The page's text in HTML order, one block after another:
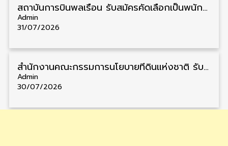
สถาบันการบินพลเรือน รับสมัครคัดเลือกเป็นพนักงาน วุฒิ ป.ตรี/ป.โท/ป.เอก 11 อัตรา รับสมัคร 27 กรกฎาคม – 10 สิงหาคม
Admin
31/07/2026
สำนักงานคณะกรรมการนโยบายที่ดินแห่งชาติ รับสมัครคัดเลือกพนักงานราชการ วุฒิ ป.ตรี 6 อัตรา รับสมัคร 13 กรกฎาคม – 6 สิงหาคม
Admin
30/07/2026